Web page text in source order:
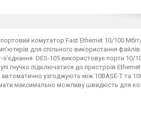
комутатор Fast Ethernet 10/100
для спільного використання
DES-105 використовує порти 10/
гнучко підключатися до пристроїв
узгоджують між 10BASE-T та
максимально можливу швидкість для